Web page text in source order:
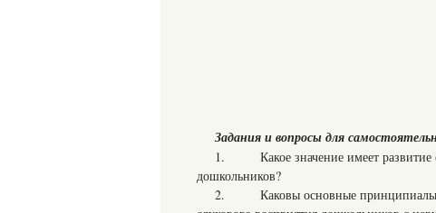
Задания и вопросы для
1. Какое значение имеет развитие
дошкольников?
2. Каковы основные